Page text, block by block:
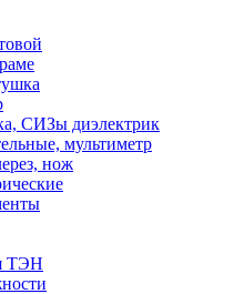
СИЗы диэлектрик
мультиметр
нож
ТЭН